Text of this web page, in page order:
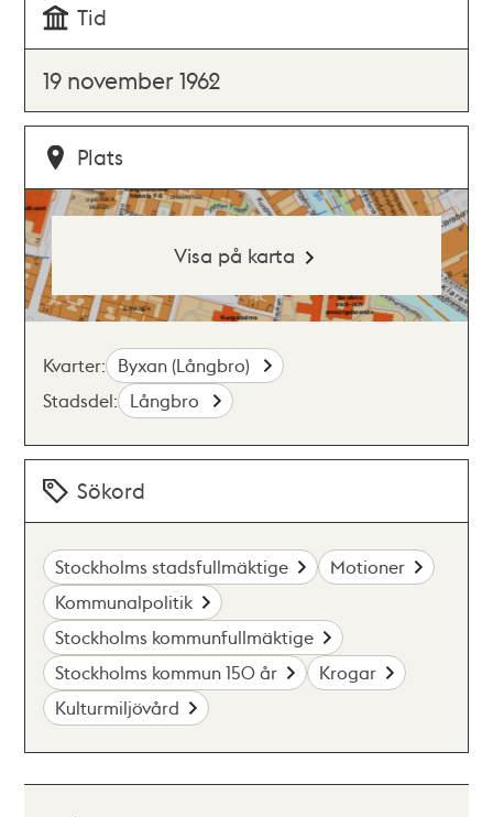
Tid
19 november 1962
Plats
Visa på karta
Kvarter: Byxan (Långbro)
Stadsdel: Långbro
Sökord
Stockholms stadsfullmäktige
Motioner
Kommunalpolitik
Stockholms kommunfullmäktige
Stockholms kommun 150 år
Krogar
Kulturmiljövård